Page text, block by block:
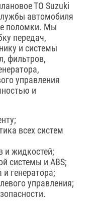
ТО Suzuki
автомобиля
поломки. Мы
передач,
и системы
фильтров,
управления
и
всех систем
и жидкостей;
системы и ABS;
генератора;
управления;